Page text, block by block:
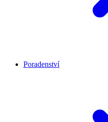
Poradenství